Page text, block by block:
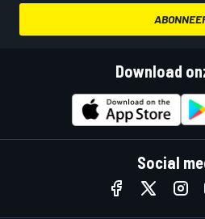
Download
Social